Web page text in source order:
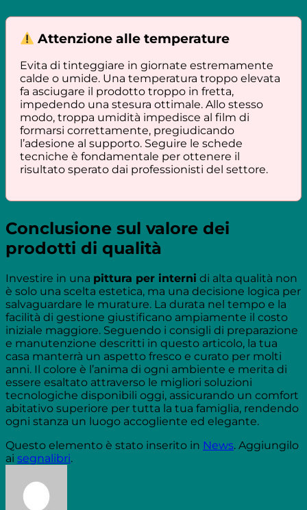
Attenzione alle temperature
Evita di tinteggiare in giornate estremamente
calde o umide. Una temperatura troppo elevata
fa asciugare il prodotto troppo in fretta,
impedendo una stesura ottimale. Allo stesso
modo, troppa umidità impedisce al film di
formarsi correttamente, pregiudicando
l’adesione al supporto. Seguire le schede
tecniche è fondamentale per ottenere il
risultato sperato dai professionisti del settore.
Conclusione sul valore dei
prodotti di qualità
Investire in una pittura per interni di alta qualità non
è solo una scelta estetica, ma una decisione logica per
salvaguardare le murature. La durata nel tempo e la
facilità di gestione giustificano ampiamente il costo
iniziale maggiore. Seguendo i consigli di preparazione
e manutenzione descritti in questo articolo, la tua
casa manterrà un aspetto fresco e curato per molti
anni. Il colore è l’anima di ogni ambiente e merita di
essere esaltato attraverso le migliori soluzioni
tecnologiche disponibili oggi, assicurando un comfort
abitativo superiore per tutta la tua famiglia, rendendo
ogni stanza un luogo accogliente ed elegante.
Questo elemento è stato inserito in News. Aggiungilo
ai segnalibri.